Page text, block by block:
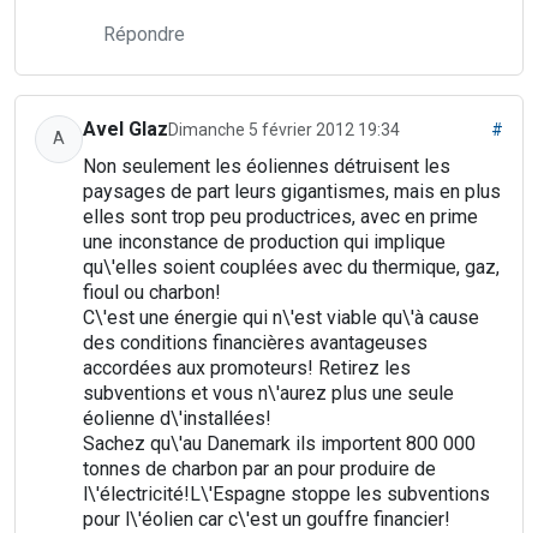
Répondre
A Avel GlazDimanche 5 février 2012 19:34 #
Non seulement les éoliennes détruisent les
paysages de part leurs gigantismes, mais en plus
elles sont trop peu productrices, avec en prime
une inconstance de production qui implique
qu\'elles soient couplées avec du thermique, gaz,
fioul ou charbon!
C\'est une énergie qui n\'est viable qu\'à cause
des conditions financières avantageuses
accordées aux promoteurs! Retirez les
subventions et vous n\'aurez plus une seule
éolienne d\'installées!
Sachez qu\'au Danemark ils importent 800 000
tonnes de charbon par an pour produire de
l\'électricité!L\'Espagne stoppe les subventions
pour l\'éolien car c\'est un gouffre financier!